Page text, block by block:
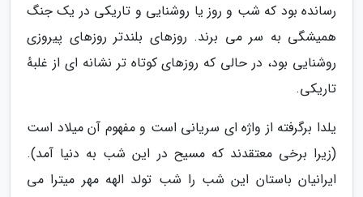
رسانده بود که شب و روز یا روشنایی و تاریکی در یک جنگ
همیشگی به سر می برند. روزهای بلندتر روزهای پیروزی
روشنایی بود، در حالی که روزهای کوتاه تر نشانه ای از غلبهٔ
تاریکی.
یلدا برگرفته از واژه ای سریانی است و مفهوم آن میلاد است
(زیرا برخی معتقدند که مسیح در این شب به دنیا آمد).
ایرانیان باستان این شب را شب تولد الهه مهر میترا می